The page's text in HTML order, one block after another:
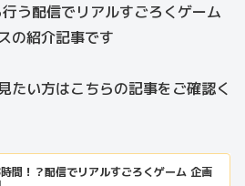
う配信でリアルすごろくゲーム
の紹介記事です
たい方はこちらの記事をご確認く
間！？配信でリアルすごろくゲーム 企画